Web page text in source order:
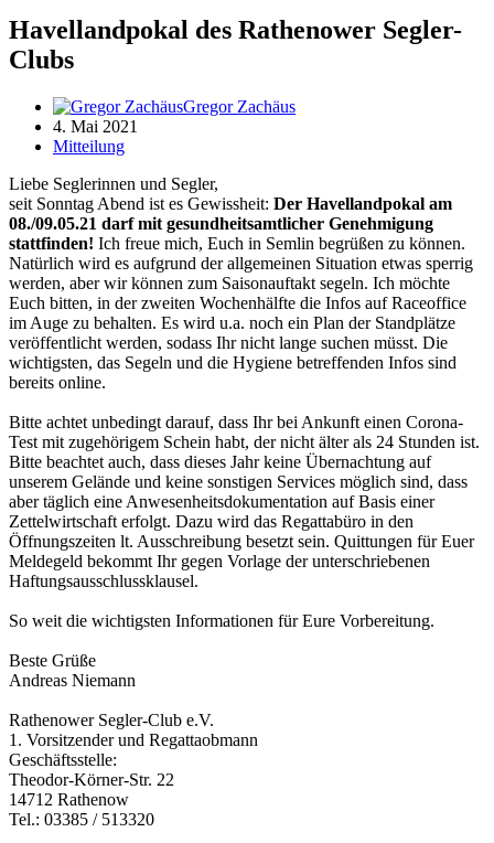
Havellandpokal des Rathenower Segler-
Clubs
Gregor Zachäus
4. Mai 2021
Mitteilung
Liebe Seglerinnen und Segler,
seit Sonntag Abend ist es Gewissheit: Der Havellandpokal am
08./09.05.21 darf mit gesundheitsamtlicher Genehmigung
stattfinden! Ich freue mich, Euch in Semlin begrüßen zu können.
Natürlich wird es aufgrund der allgemeinen Situation etwas sperrig
werden, aber wir können zum Saisonauftakt segeln. Ich möchte
Euch bitten, in der zweiten Wochenhälfte die Infos auf Raceoffice
im Auge zu behalten. Es wird u.a. noch ein Plan der Standplätze
veröffentlicht werden, sodass Ihr nicht lange suchen müsst. Die
wichtigsten, das Segeln und die Hygiene betreffenden Infos sind
bereits online.
Bitte achtet unbedingt darauf, dass Ihr bei Ankunft einen Corona-
Test mit zugehörigem Schein habt, der nicht älter als 24 Stunden ist.
Bitte beachtet auch, dass dieses Jahr keine Übernachtung auf
unserem Gelände und keine sonstigen Services möglich sind, dass
aber täglich eine Anwesenheitsdokumentation auf Basis einer
Zettelwirtschaft erfolgt. Dazu wird das Regattabüro in den
Öffnungszeiten lt. Ausschreibung besetzt sein. Quittungen für Euer
Meldegeld bekommt Ihr gegen Vorlage der unterschriebenen
Haftungsausschlussklausel.
So weit die wichtigsten Informationen für Eure Vorbereitung.
Beste Grüße
Andreas Niemann
Rathenower Segler-Club e.V.
1. Vorsitzender und Regattaobmann
Geschäftsstelle:
Theodor-Körner-Str. 22
14712 Rathenow
Tel.: 03385 / 513320